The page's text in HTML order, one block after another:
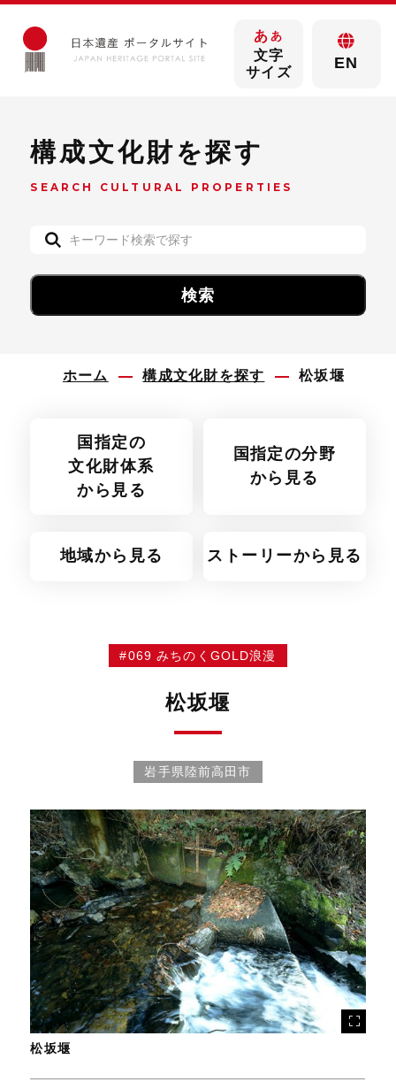
あ あ
文字
サイズ
EN
構成文化財を探す
SEARCH CULTURAL PROPERTIES
ホーム 構成文化財を探す 松坂堰
国指定の
文化財体系
から見る
国指定の分野
から見る
地域から見る ストーリーから見る
#069 みちのくGOLD浪漫
松坂堰
岩手県陸前高田市
松坂堰